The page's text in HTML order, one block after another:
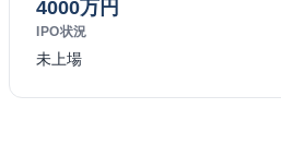
4000万円
IPO状況
未上場